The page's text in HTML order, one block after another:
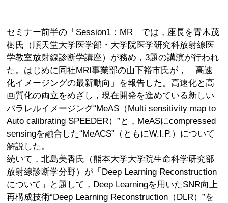
セミナー前半の「Session1：MR」では，座長を青木茂
樹氏（順天堂大学医学部・大学院医学研究科放射線医
学教室放射線診断学講座）が務め，3題の講演が行われ
た。はじめに同社MRI事業部の山下裕市氏が，「高速
化イメージングの最新動向」を報告した。高速化と高
画質化の両立をめざし，現在開発を進めている新しい
パラレルイメージング“MeAS（Multi sensitivity map to
Auto calibrating SPEEDER）”と，MeASにcompressed
sensingを融合した“MeACS”（ともにW.I.P.）について
解説した。
続いて，北島美香氏（熊本大学大学院生命科学研究部
放射線診断学分野）が「Deep Learning Reconstruction
について」と題して，Deep Learningを用いたSNR向上
再構成技術“Deep Learning Reconstruction（DLR）”を